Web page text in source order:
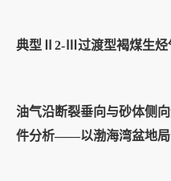
典型Ⅱ2-Ⅲ过渡型褐煤生烃
油气沿断裂垂向与砂体侧
件分析——以渤海湾盆地局